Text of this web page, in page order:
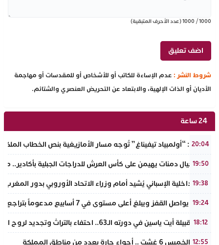
1000
/
1000(عدد الأحرف المتبقية)
شروط النشر : عدم الإساءة للكاتب أو للأشخاص أو للمقدسات أو مهاجمة
الأديان أو الذات الإلهية، والابتعاد عن التحريض العنصري والشتائم.
24 ساعة
20:04
تفراوت: “أولمبياد تيفيناغ” تُوجه مسار الأمازيغية بنص الخطاب الملكي
19:50
نادي أجيال دمنات يهيمن على كأس العرش للدراجات الجبلية بأكادير..
19:38
وزير الداخلية الإسباني يُشيد أمام وزراء الاتحاد الأوروبي بدور
19:24
الذهب يواصل القفز ويبلغ أعلى مستوى في 7 أسابيع مدعوماً بتراجع الدولار وانخفاض عوائد السندات
18:12
ملتقى قبيلة أيت ياسين في دورته الـ63.. احتفاء بالتراث وتجديد لروح الانتماء الوطني
12:55
طقس الخميس 6 غشت .. أجواء حارة بعدد من مناطق المملكة